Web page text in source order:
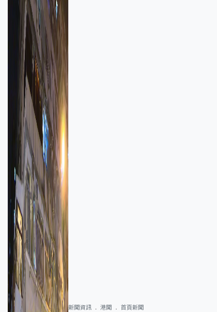
新聞資訊 港聞 首頁新聞